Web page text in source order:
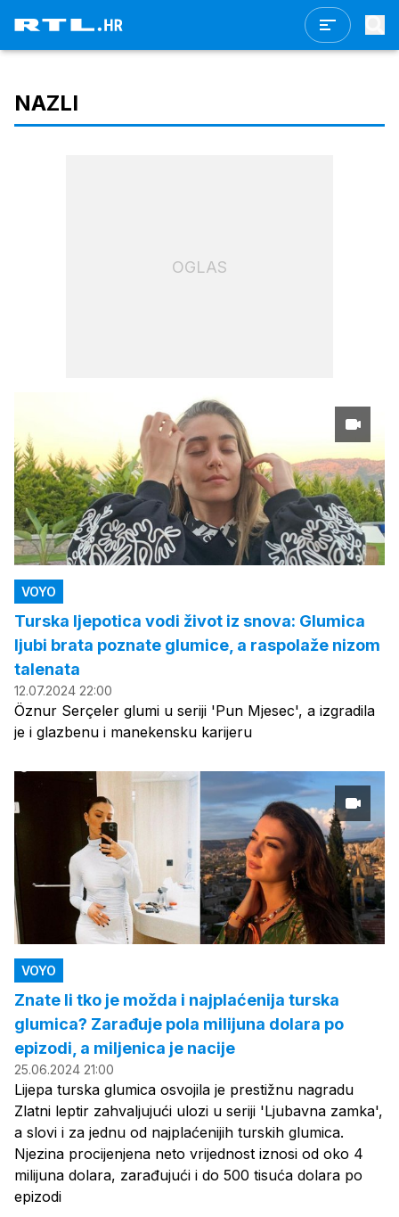
NAZLI
OGLAS
VOYO
Turska ljepotica vodi život iz snova: Glumica
ljubi brata poznate glumice, a raspolaže nizom
talenata
12.07.2024 22:00
Öznur Serçeler glumi u seriji 'Pun Mjesec', a izgradila
je i glazbenu i manekensku karijeru
VOYO
Znate li tko je možda i najplaćenija turska
glumica? Zarađuje pola milijuna dolara po
epizodi, a miljenica je nacije
25.06.2024 21:00
Lijepa turska glumica osvojila je prestižnu nagradu
Zlatni leptir zahvaljujući ulozi u seriji 'Ljubavna zamka',
a slovi i za jednu od najplaćenijih turskih glumica.
Njezina procijenjena neto vrijednost iznosi od oko 4
milijuna dolara, zarađujući i do 500 tisuća dolara po
epizodi